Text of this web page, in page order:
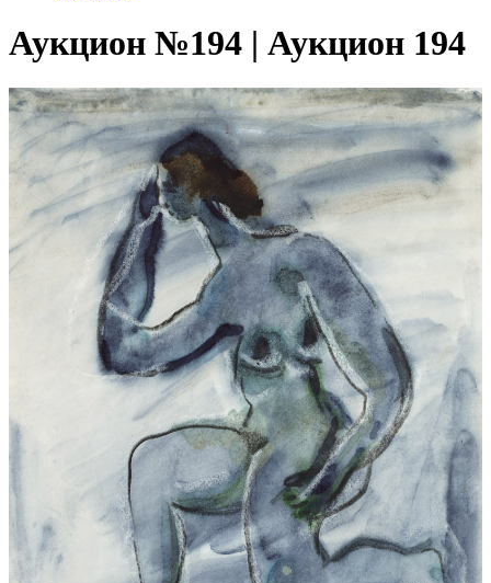
Аукцион №194 | Аукцион 194